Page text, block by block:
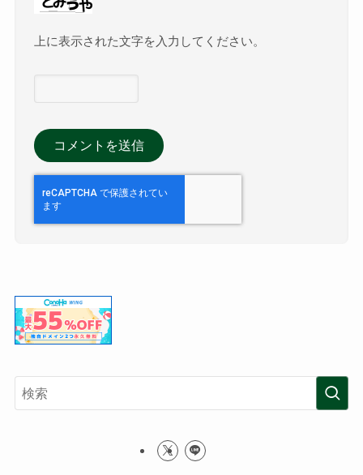
上に表示された文字を入力してください。